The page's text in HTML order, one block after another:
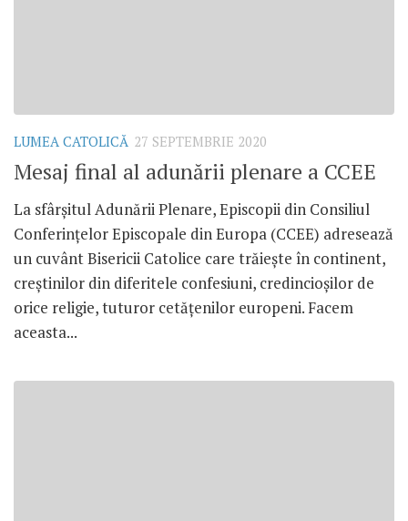
LUMEA CATOLICĂ 27 SEPTEMBRIE 2020
Mesaj final al adunării plenare a CCEE
La sfârșitul Adunării Plenare, Episcopii din Consiliul
Conferințelor Episcopale din Europa (CCEE) adresează
un cuvânt Bisericii Catolice care trăiește în continent,
creștinilor din diferitele confesiuni, credincioșilor de
orice religie, tuturor cetățenilor europeni. Facem
aceasta...